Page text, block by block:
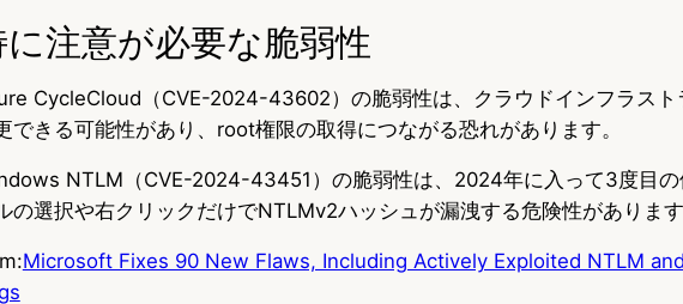
に注意が必要な脆弱性
CycleCloud（CVE-2024-43602）の脆弱性は、クラウドインフラスト
できる可能性があり、root権限の取得につながる恐れがあります。
NTLM（CVE-2024-43451）の脆弱性は、2024年に入って3度目の
の選択や右クリックだけでNTLMv2ハッシュが漏洩する危険性があります
Microsoft Fixes 90 New Flaws, Including Actively Exploited NTLM